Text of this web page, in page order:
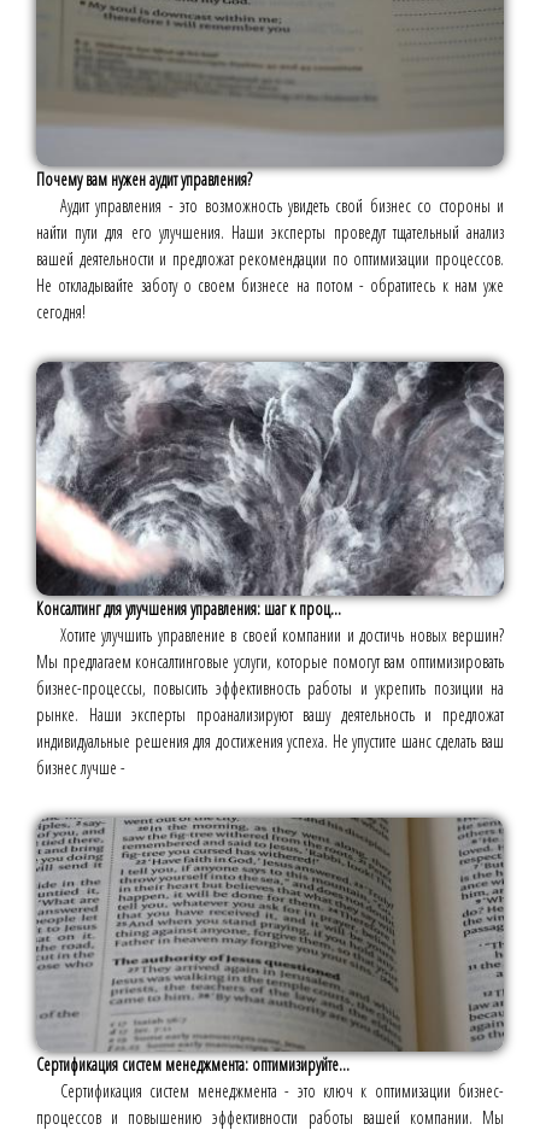
Почему вам нужен аудит управления?
Аудит управления - это возможность увидеть свой бизнес со стороны и
найти пути для его улучшения. Наши эксперты проведут тщательный анализ
вашей деятельности и предложат рекомендации по оптимизации процессов.
Не откладывайте заботу о своем бизнесе на потом - обратитесь к нам уже
сегодня!
Консалтинг для улучшения управления: шаг к проц...
Хотите улучшить управление в своей компании и достичь новых вершин?
Мы предлагаем консалтинговые услуги, которые помогут вам оптимизировать
бизнес-процессы, повысить эффективность работы и укрепить позиции на
рынке. Наши эксперты проанализируют вашу деятельность и предложат
индивидуальные решения для достижения успеха. Не упустите шанс сделать ваш
бизнес лучше -
Сертификация систем менеджмента: оптимизируйте...
Сертификация систем менеджмента - это ключ к оптимизации бизнес-
процессов и повышению эффективности работы вашей компании. Мы